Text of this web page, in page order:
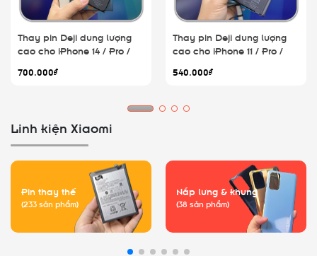
Thay pin Deji dung lượng
cao cho iPhone 14 / Pro /
700.000₫
Thay pin Deji dung lượng
cao cho iPhone 11 / Pro /
540.000₫
Linh kiện Xiaomi
Pin thay thế
(233 sản phẩm)
Nắp lưng & khung
(38 sản phẩm)